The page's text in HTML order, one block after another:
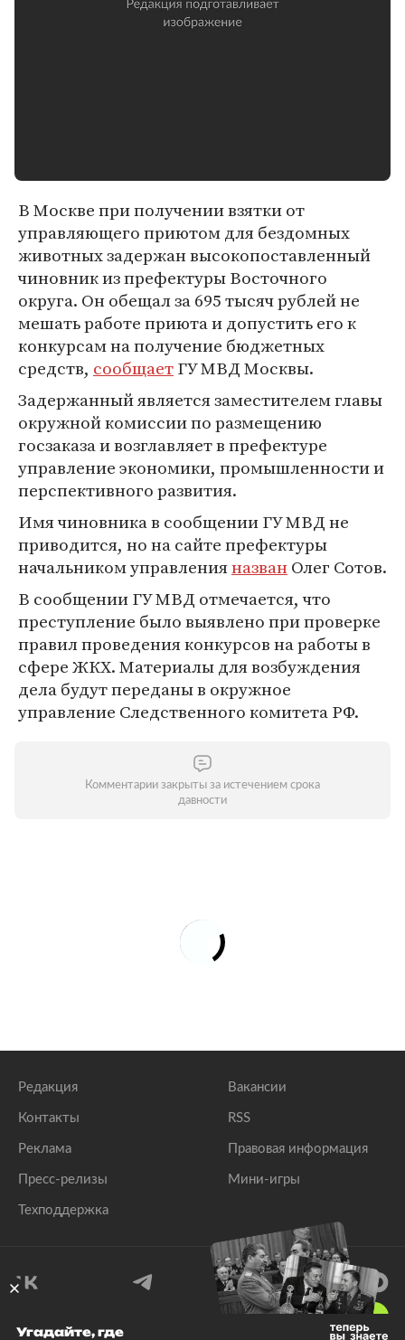
В Москве при получении взятки от
управляющего приютом для бездомных
животных задержан высокопоставленный
чиновник из префектуры Восточного
округа. Он обещал за 695 тысяч рублей не
мешать работе приюта и допустить его к
конкурсам на получение бюджетных
средств, сообщаетГУ МВД Москвы.
Задержанный является заместителем главы
окружной комиссии по размещению
госзаказа и возглавляет в префектуре
управление экономики, промышленности и
перспективного развития.
Имя чиновника в сообщении ГУ МВД не
приводится, но на сайте префектуры
начальником управленияназванОлег Сотов.
В сообщении ГУ МВД отмечается, что
преступление было выявлено при проверке
правил проведения конкурсов на работы в
сфере ЖКХ. Материалы для возбуждения
дела будут переданы в окружное
управление Следственного комитета РФ.
Комментарии закрыты за истечением срока
давности
Редакция
Контакты
Реклама
Пресс-релизы
Техподдержка
Вакансии
RSS
Правовая информация
Мини-игры
Угадайте, где